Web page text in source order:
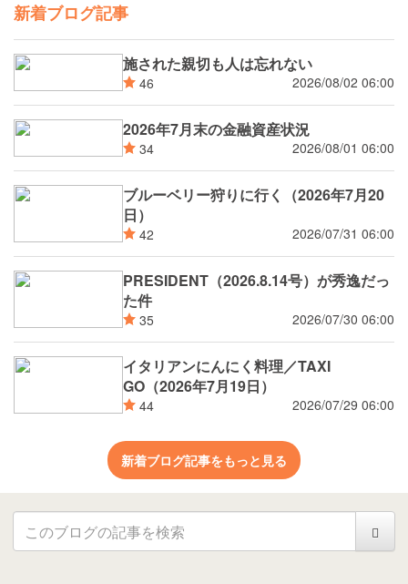
新着ブログ記事
施された親切も人は忘れない
46 2026/08/02 06:00
2026年7月末の金融資産状況
34 2026/08/01 06:00
ブルーベリー狩りに行く（2026年7月20
日）
42 2026/07/31 06:00
PRESIDENT（2026.8.14号）が秀逸だっ
た件
35 2026/07/30 06:00
イタリアンにんにく料理／TAXI
GO（2026年7月19日）
44 2026/07/29 06:00
新着ブログ記事をもっと見る